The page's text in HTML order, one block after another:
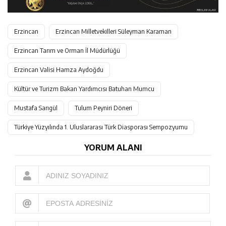
Erzincan Erzincan Milletvekilleri Süleyman Karaman
Erzincan Tarım ve Orman İl Müdürlüğü
Erzincan Valisi Hamza Aydoğdu
Kültür ve Turizm Bakan Yardımcısı Batuhan Mumcu
Mustafa Sarıgül Tulum Peyniri Döneri
Türkiye Yüzyılında 1. Uluslararası Türk Diasporası Sempozyumu
YORUM ALANI